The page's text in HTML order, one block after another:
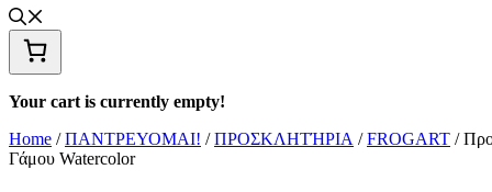
Your cart is currently empty!
Home /ΠΑΝΤΡΕΥΟΜΑΙ! /ΠΡΟΣΚΛΗΤΉΡΙΑ /FROGART /
Γάμου Watercolor